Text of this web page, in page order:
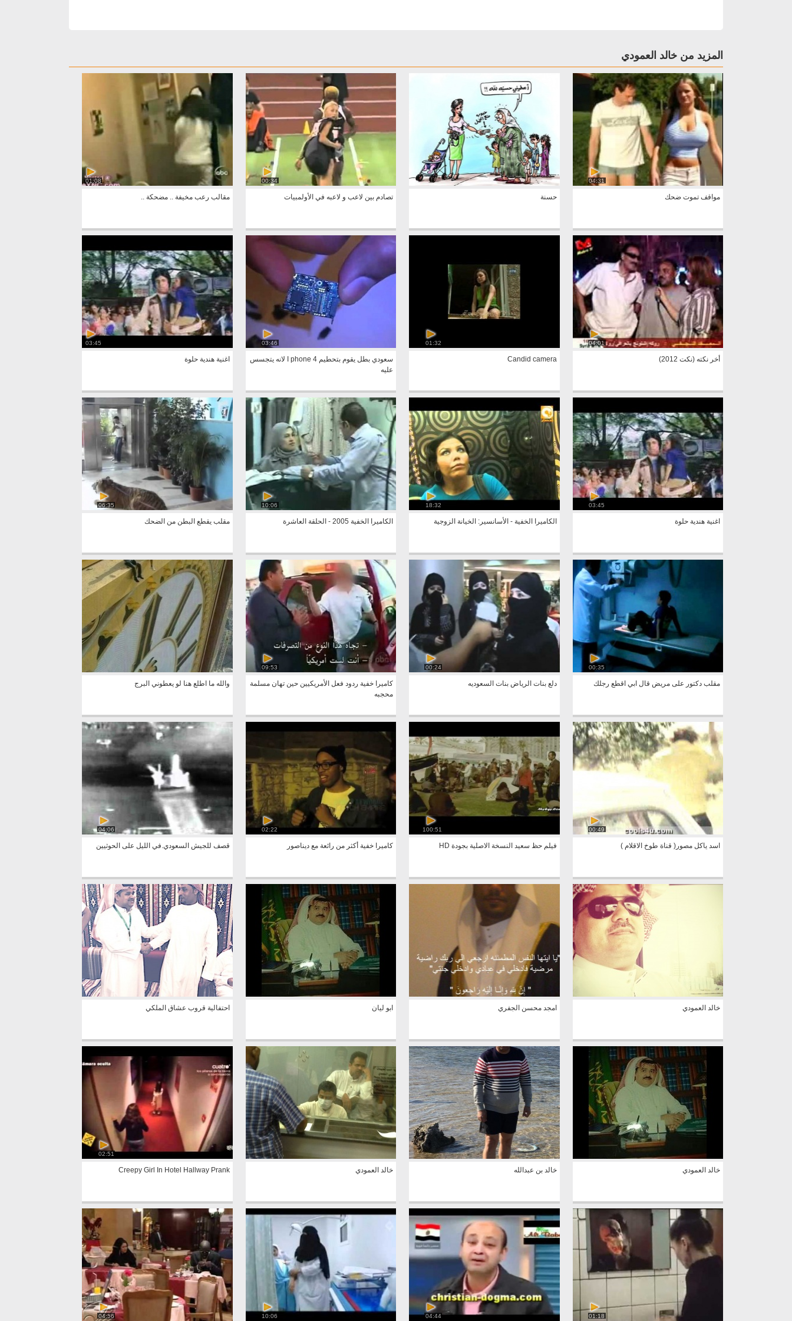
المزيد من خالد العمودي
04:31
مواقف تموت ضحك حسنة
00:34
تصادم بين لاعب و لاعبه في الأولمبيات
01:08
مقالب رعب مخيفة .. مضحكة ..
04:01
أخر نكته (نكت 2012)
01:32
Candid camera
03:46
سعودي بطل يقوم بتحطيم I phone 4 لانه يتجسس
عليه
03:45
اغنية هندية حلوة
03:45
اغنية هندية حلوة
18:32
الكاميرا الخفية - الأسانسير: الخيانة الزوجية
10:06
الكاميرا الخفية 2005 - الحلقة العاشرة
06:35
مقلب يقطع البطن من الضحك
00:35
مقلب دكتور على مريض قال ابي اقطع رجلك
00:24
دلع بنات الرياض بنات السعوديه
09:53
كاميرا خفية ردود فعل الأمريكيين حين تهان مسلمة
محجبه
والله ما اطلع هنا لو يعطوني البرج
00:49
اسد ياكل مصور( قناة طوخ الاقلام )
100:51
فيلم حظ سعيد النسخة الاصلية بجودة HD
02:22
كاميرا خفية أكثر من رائعة مع ديناصور
04:06
قصف للجيش السعودي.في الليل على الحوثيين
خالد العمودي امجد محسن الجفري ابو ليان احتفالية قروب عشاق الملكي
خالد العمودي خالد بن عبدالله خالد العمودي
02:51
Creepy Girl In Hotel Hallway Prank
01:18
04:44
10:06
04:56